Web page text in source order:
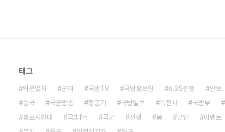
태그
위문열차 군대 국방TV 국방홍보원 6.25전쟁 안보
중국
국군방송 항공기 국방일보 특전사 국방부
홍보지원대
국방fm 국군 전쟁 붐 군인 이벤트